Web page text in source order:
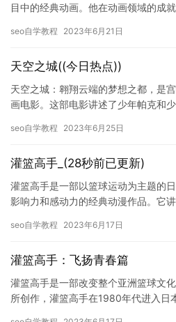
目中的经典动画。他在动画领域的成
之一，…
seo自学教程 2023年6月21日
天空之城((今日热点))
天空之城：翱翔云端的梦想之都，是
画电影。这部电影讲述了少年帕克和
剧…
seo自学教程 2023年6月25日
灌篮高手_(28秒前已更新)
灌篮高手是一部以篮球运动为主题的
影响力和感动力的经典动漫作品。它
球运动…
seo自学教程 2023年6月17日
灌篮高手：飞扬青春篇
灌篮高手是一部改变整个亚洲篮球文
所创作，灌篮高手在1980年代进入日